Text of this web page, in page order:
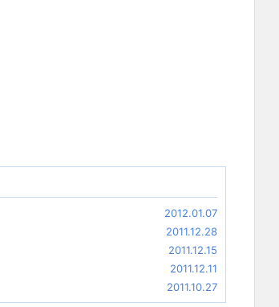
2012.01.07
2011.12.28
2011.12.15
2011.12.11
2011.10.27